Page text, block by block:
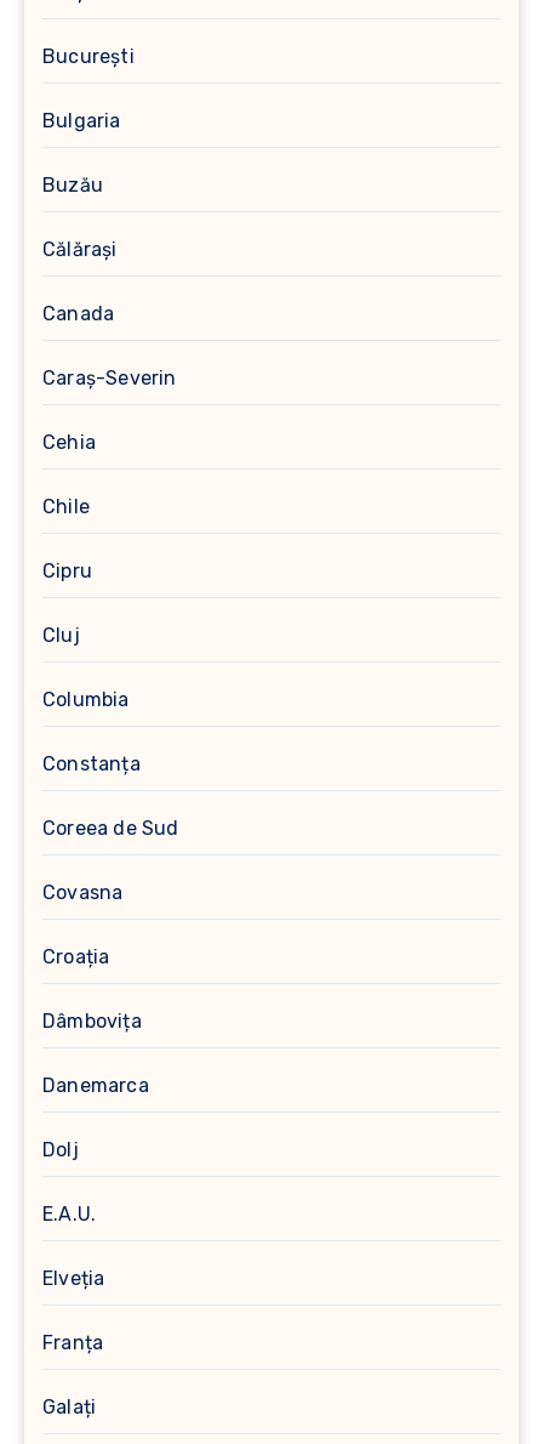
București
Bulgaria
Buzău
Călărași
Canada
Caraș-Severin
Cehia
Chile
Cipru
Cluj
Columbia
Constanța
Coreea de Sud
Covasna
Croația
Dâmbovița
Danemarca
Dolj
E.A.U.
Elveția
Franța
Galați